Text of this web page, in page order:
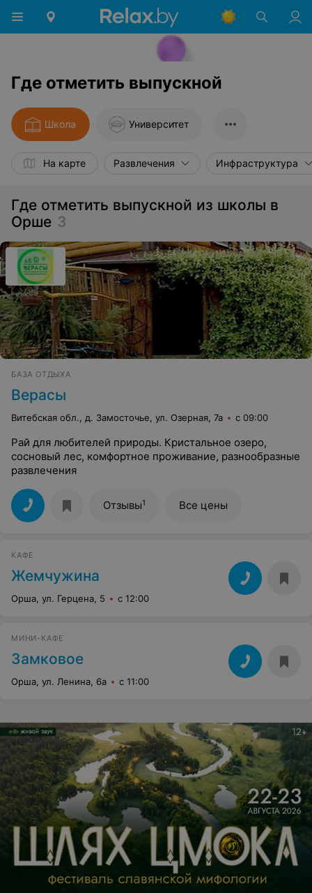
Где отметить выпускной
Школа Университет
На карте Развлечения Инфраструктура
Где отметить выпускной из школы в
Орше 3
БАЗА ОТДЫХА
Верасы
Витебская обл., д. Замосточье, ул. Озерная, 7а с 09:00
Рай для любителей природы. Кристальное озеро,
сосновый лес, комфортное проживание, разнообразные
развлечения
Отзывы1 Все цены
КАФЕ
Жемчужина
Орша, ул. Герцена, 5 с 12:00
МИНИ-КАФЕ
Замковое
Орша, ул. Ленина, 6а с 11:00